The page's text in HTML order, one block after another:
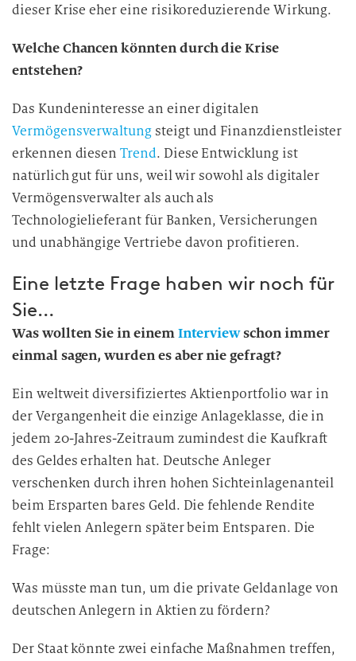
dieser Krise eher eine risikoreduzierende Wirkung.
Welche Chancen könnten durch die Krise
entstehen?
Das Kundeninteresse an einer digitalen
Vermögensverwaltungsteigt und Finanzdienstleister
erkennen diesenTrend. Diese Entwicklung ist
natürlich gut für uns, weil wir sowohl als digitaler
Vermögensverwalter als auch als
Technologielieferant für Banken, Versicherungen
und unabhängige Vertriebe davon profitieren.
Eine letzte Frage haben wir noch für
Sie…
Was wollten Sie in einemInterviewschon immer
einmal sagen, wurden es aber nie gefragt?
Ein weltweit diversifiziertes Aktienportfolio war in
der Vergangenheit die einzige Anlageklasse, die in
jedem 20-Jahres-Zeitraum zumindest die Kaufkraft
des Geldes erhalten hat. Deutsche Anleger
verschenken durch ihren hohen Sichteinlagenanteil
beim Ersparten bares Geld. Die fehlende Rendite
fehlt vielen Anlegern später beim Entsparen. Die
Frage:
Was müsste man tun, um die private Geldanlage von
deutschen Anlegern in Aktien zu fördern?
Der Staat könnte zwei einfache Maßnahmen treffen,